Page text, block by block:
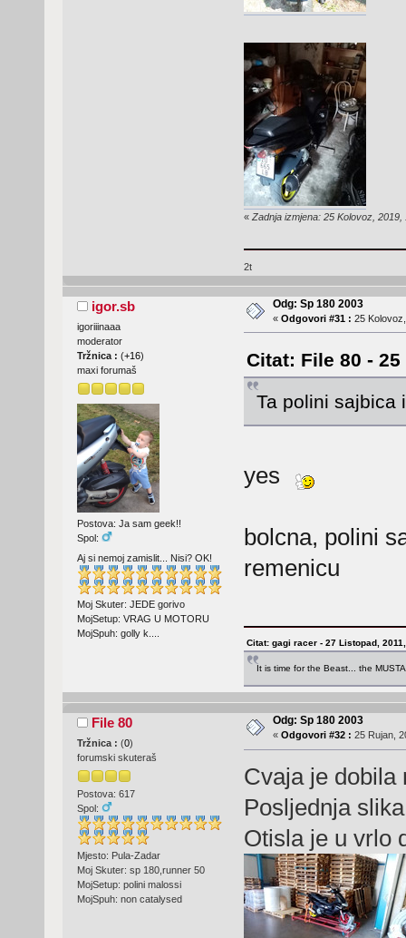
« Zadnja izmjena: 25 Kolovoz, 2019,
2t
igor.sb
igoriiinaaa
moderator
Tržnica : (+16)
maxi forumaš
Postova: Ja sam geek!!
Spol:
Aj si nemoj zamislit... Nisi? OK!
Moj Skuter: JEDE gorivo
MojSetup: VRAG U MOTORU
MojSpuh: golly k....
Odg: Sp 180 2003
« Odgovori #31 : 25
Citat: File 80 -
Ta polini sajbica
yes
bolcna, polini
remenicu
Citat: gagi racer - 27 Listopad,
It is time for the Beast... the
File 80
Tržnica : (0)
forumski skuteraš
Postova: 617
Spol:
Mjesto: Pula-Zadar
Moj Skuter: sp 180,runner 50
MojSetup: polini malossi
MojSpuh: non catalysed
Odg: Sp 180 2003
« Odgovori #32 : 25 Rujan,
Cvaja je
Posljednja
Otisla je u vrlo